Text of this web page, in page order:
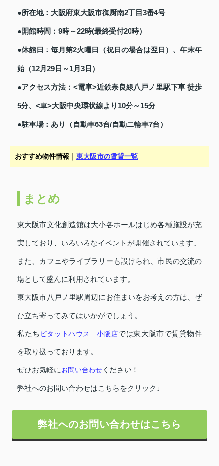
●所在地：大阪府東大阪市御厨南2丁目3番4号
●開館時間：9時～22時(最終受付20時）
●休館日：毎月第2火曜日（祝日の場合は翌日）、年末年
始（12月29日～1月3日）
●アクセス方法：<電車>近鉄奈良線八戸ノ里駅下車 徒歩
5分、<車>大阪中央環状線より10分～15分
●駐車場：あり（自動車63台/自動二輪車7台）
おすすめ物件情報｜ 東大阪市の賃貸一覧
まとめ
東大阪市文化創造館は大小各ホールはじめ各種施設が充
実しており、いろいろなイベントが開催されています。
また、カフェやライブラリーも設けられ、市民の交流の
場として盛んに利用されています。
東大阪市八戸ノ里駅周辺にお住まいをお考えの方は、ぜ
ひ立ち寄ってみてはいかがでしょう。
私たち ピタットハウス 小阪店では東大阪市で賃貸物件
を取り扱っております。
ぜひお気軽にお問い合わせ ください！
弊社へのお問い合わせはこちらをクリック↓
弊社へのお問い合わせはこちら